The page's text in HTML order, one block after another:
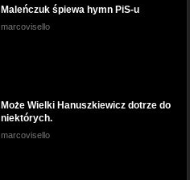
Maleńczuk śpiewa hymn PiS-u
marcovisello
Może Wielki Hanuszkiewicz dotrze do
niektórych.
marcovisello